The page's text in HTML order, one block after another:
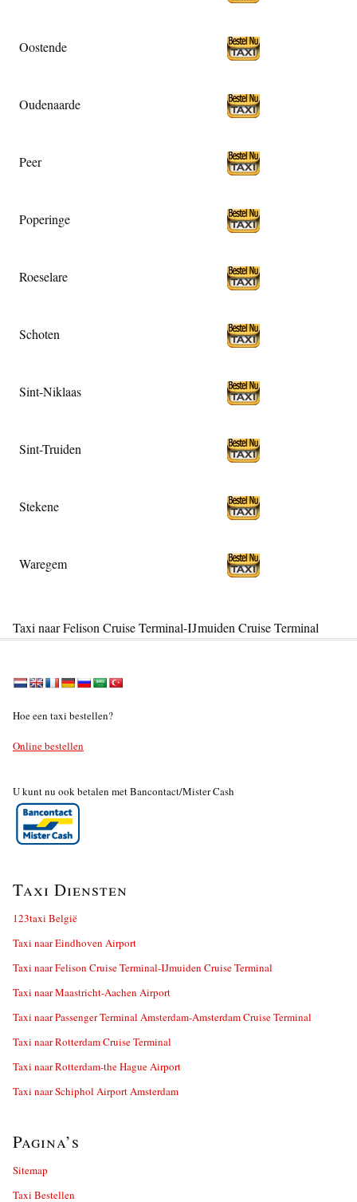
Oostende
Oudenaarde
Peer
Poperinge
Roeselare
Schoten
Sint-Niklaas
Sint-Truiden
Stekene
Waregem
Taxi naar Felison Cruise Terminal-IJmuiden Cruise Terminal
Hoe een taxi bestellen?
Online bestellen
U kunt nu ook betalen met Bancontact/Mister Cash
Taxi Diensten
123taxi België
Taxi naar Eindhoven Airport
Taxi naar Felison Cruise Terminal-IJmuiden Cruise Terminal
Taxi naar Maastricht-Aachen Airport
Taxi naar Passenger Terminal Amsterdam-Amsterdam Cruise Terminal
Taxi naar Rotterdam Cruise Terminal
Taxi naar Rotterdam-the Hague Airport
Taxi naar Schiphol Airport Amsterdam
Pagina’s
Sitemap
Taxi Bestellen